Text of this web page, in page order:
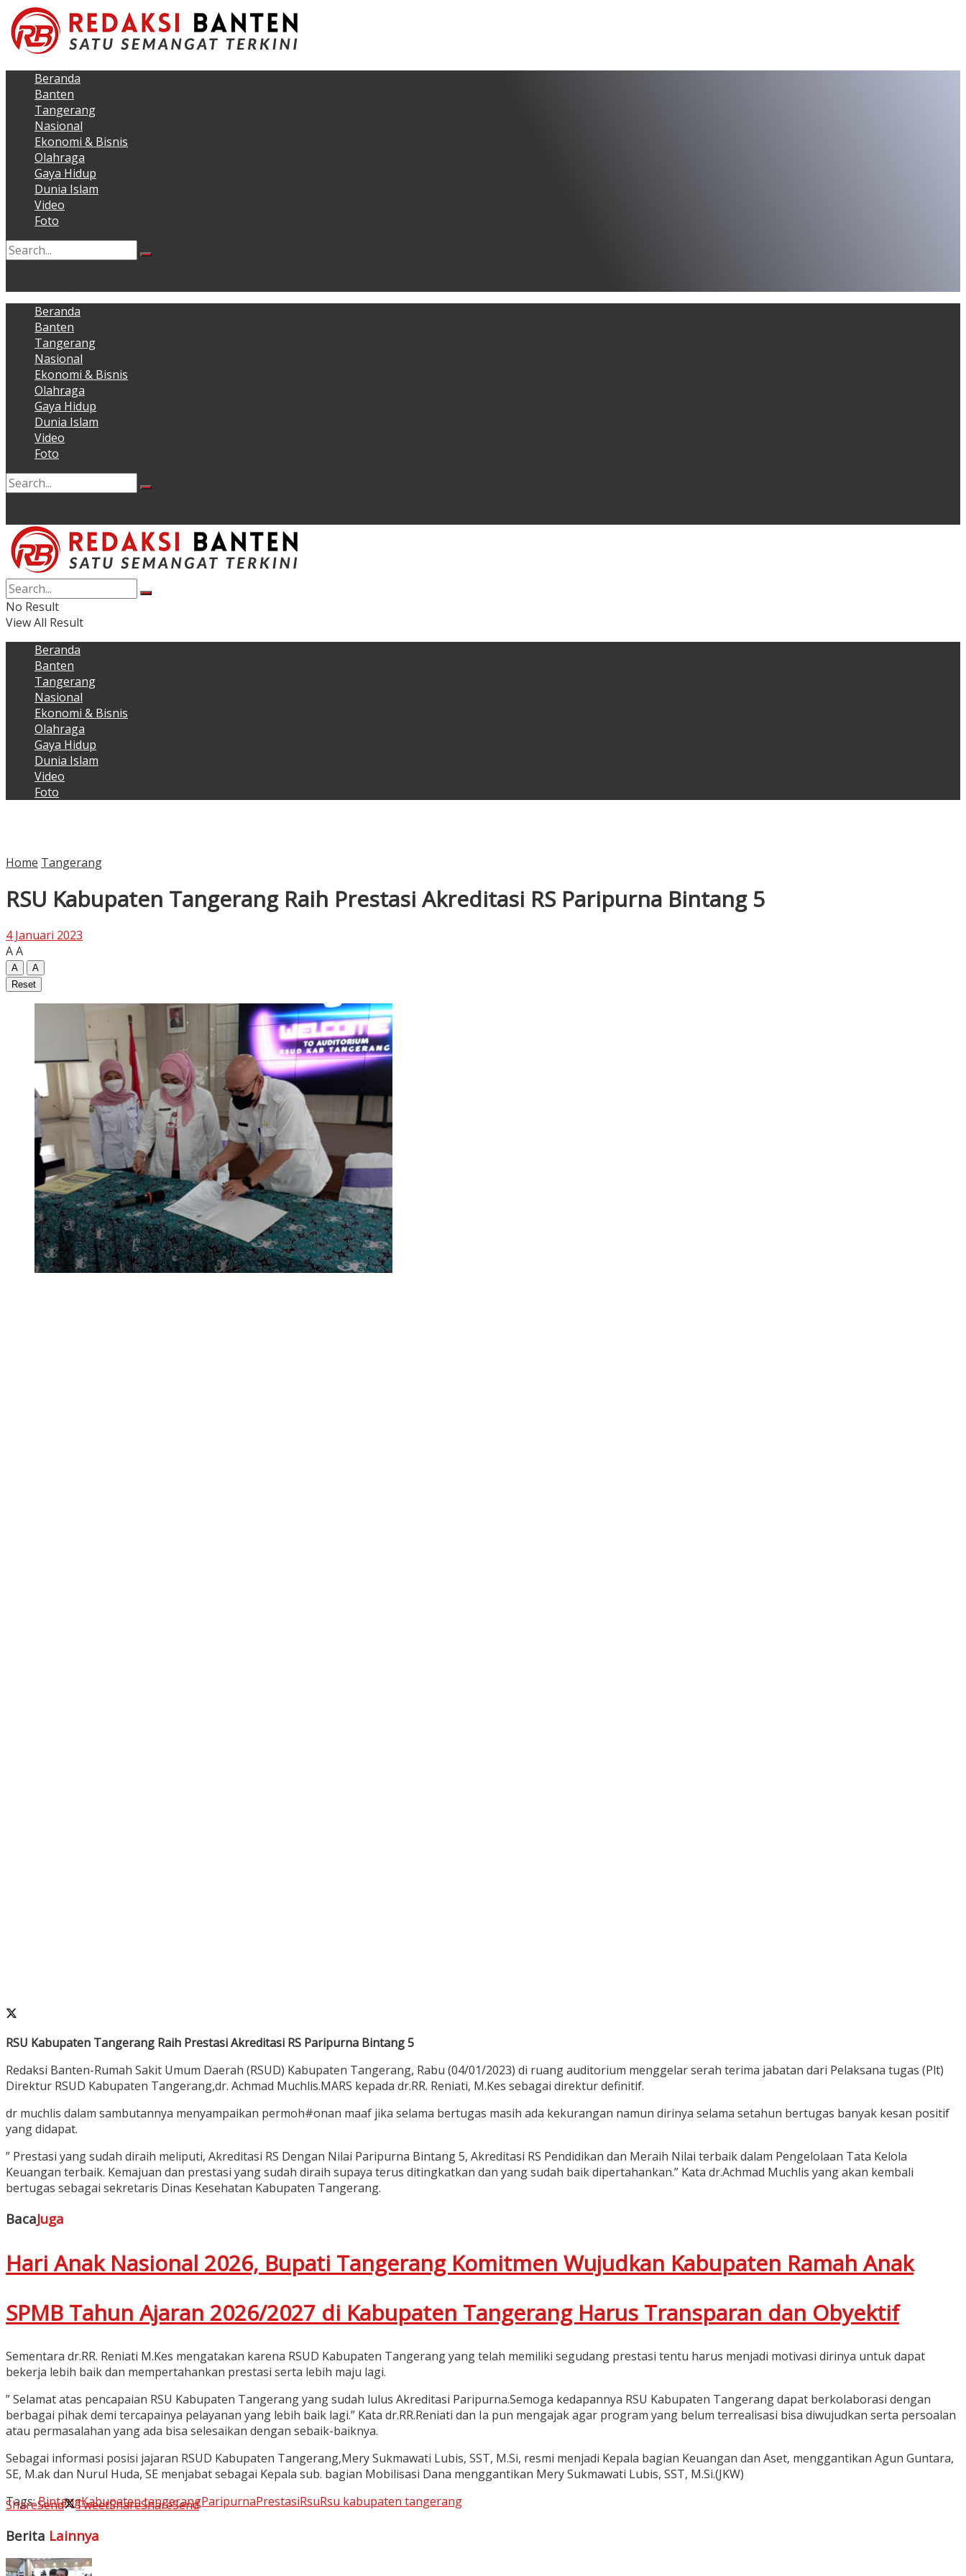
Beranda
Banten
Tangerang
Nasional
Ekonomi & Bisnis
Olahraga
Gaya Hidup
Dunia Islam
Video
Foto
Beranda
Banten
Tangerang
Nasional
Ekonomi & Bisnis
Olahraga
Gaya Hidup
Dunia Islam
Video
Foto
No Result
View All Result
Beranda
Banten
Tangerang
Nasional
Ekonomi & Bisnis
Olahraga
Gaya Hidup
Dunia Islam
Video
Foto
Home Tangerang
RSU Kabupaten Tangerang Raih Prestasi Akreditasi RS Paripurna Bintang 5
4 Januari 2023
AA
A
A
Reset
RSU Kabupaten Tangerang Raih Prestasi Akreditasi RS Paripurna Bintang 5
Redaksi Banten-Rumah Sakit Umum Daerah (RSUD) Kabupaten Tangerang, Rabu (04/01/2023) di ruang auditorium menggelar serah terima jabatan dari Pelaksana tugas (Plt)
Direktur RSUD Kabupaten Tangerang,dr. Achmad Muchlis.MARS kepada dr.RR. Reniati, M.Kes sebagai direktur definitif.
dr muchlis dalam sambutannya menyampaikan permoh#onan maaf jika selama bertugas masih ada kekurangan namun dirinya selama setahun bertugas banyak kesan positif
yang didapat.
” Prestasi yang sudah diraih meliputi, Akreditasi RS Dengan Nilai Paripurna Bintang 5, Akreditasi RS Pendidikan dan Meraih Nilai terbaik dalam Pengelolaan Tata Kelola
Keuangan terbaik. Kemajuan dan prestasi yang sudah diraih supaya terus ditingkatkan dan yang sudah baik dipertahankan.” Kata dr.Achmad Muchlis yang akan kembali
bertugas sebagai sekretaris Dinas Kesehatan Kabupaten Tangerang.
BacaJuga
Hari Anak Nasional 2026, Bupati Tangerang Komitmen Wujudkan Kabupaten Ramah Anak
SPMB Tahun Ajaran 2026/2027 di Kabupaten Tangerang Harus Transparan dan Obyektif
Sementara dr.RR. Reniati M.Kes mengatakan karena RSUD Kabupaten Tangerang yang telah memiliki segudang prestasi tentu harus menjadi motivasi dirinya untuk dapat
bekerja lebih baik dan mempertahankan prestasi serta lebih maju lagi.
” Selamat atas pencapaian RSU Kabupaten Tangerang yang sudah lulus Akreditasi Paripurna.Semoga kedapannya RSU Kabupaten Tangerang dapat berkolaborasi dengan
berbagai pihak demi tercapainya pelayanan yang lebih baik lagi.” Kata dr.RR.Reniati dan Ia pun mengajak agar program yang belum terrealisasi bisa diwujudkan serta persoalan
atau permasalahan yang ada bisa selesaikan dengan sebaik-baiknya.
Sebagai informasi posisi jajaran RSUD Kabupaten Tangerang,Mery Sukmawati Lubis, SST, M.Si, resmi menjadi Kepala bagian Keuangan dan Aset, menggantikan Agun Guntara,
SE, M.ak dan Nurul Huda, SE menjabat sebagai Kepala sub. bagian Mobilisasi Dana menggantikan Mery Sukmawati Lubis, SST, M.Si.(JKW)
Tags:BintangKabupaten tangerangParipurnaPrestasiRsuRsu kabupaten tangerang
ShareSend TweetShareShareSend
Berita Lainnya